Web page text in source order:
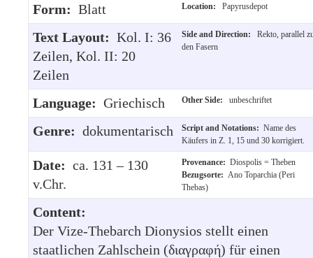
Form: Blatt Location: Papyrusdepot
Text Layout: Kol. I: 36
Zeilen, Kol. II: 20
Zeilen
Side and Direction:
Rekto, parallel
den Fasern
Language: Griechisch Other Side: unbeschriftet
Genre: dokumentarisch Script and Notations: Name des
Käufers in Z. 1, 15 und 30 korrigiert.
Date: ca. 131 – 130
v.Chr.
Provenance: Diospolis = Theben
Bezugsorte: Ano Toparchia (Peri
Thebas)
Content:
Der Vize-Thebarch Dionysios stellt einen
staatlichen Zahlschein (διαγραφή) für einen